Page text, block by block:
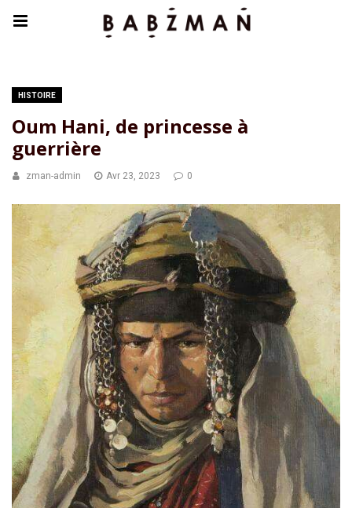
HISTOIRE
Oum Hani, de princesse à
guerrière
zman-admin Avr 23, 2023 0